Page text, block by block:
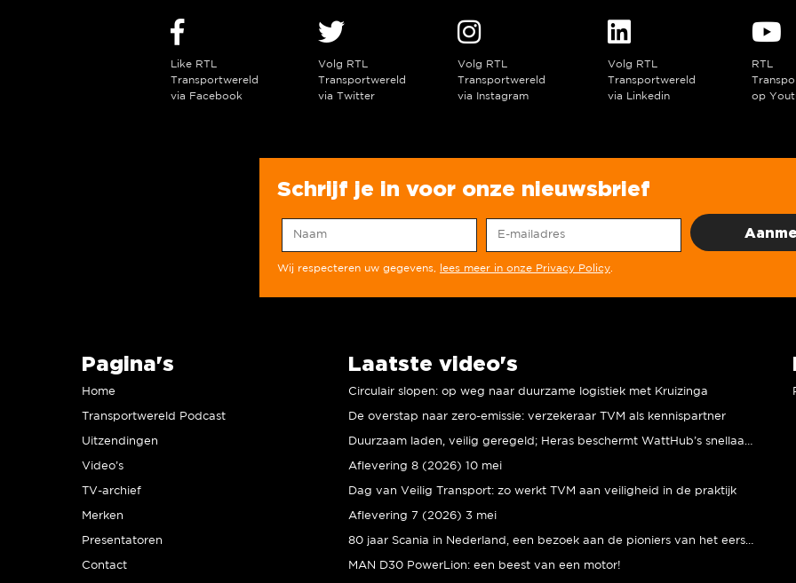
Like RTL
Transportwereld
via Facebook
Volg RTL
Transportwereld
via Twitter
Volg RTL
Transportwereld
via Instagram
Volg RTL
Transportwereld
via Linkedin
RTL
op
Schrijf je in voor onze nieuwsbrief
Wij respecteren uw gegevens, lees meer in onze Privacy Policy
Pagina's
Home
Transportwereld Podcast
Uitzendingen
Video’s
TV-archief
Merken
Presentatoren
Contact
Laatste video's
Circulair slopen: op weg naar duurzame logistiek met Kruizinga
De overstap naar zero-emissie: verzekeraar TVM als kennispartner
Aflevering 8 (2026) 10 mei
Dag van Veilig Transport: zo werkt TVM aan veiligheid in de praktijk
Aflevering 7 (2026) 3 mei
MAN D30 PowerLion: een beest van een motor!